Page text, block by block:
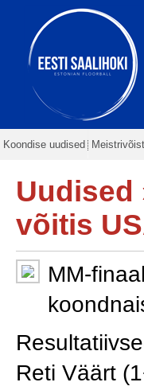
Koondise uudised
Uudised
võitis
MM-
Reti Väärt